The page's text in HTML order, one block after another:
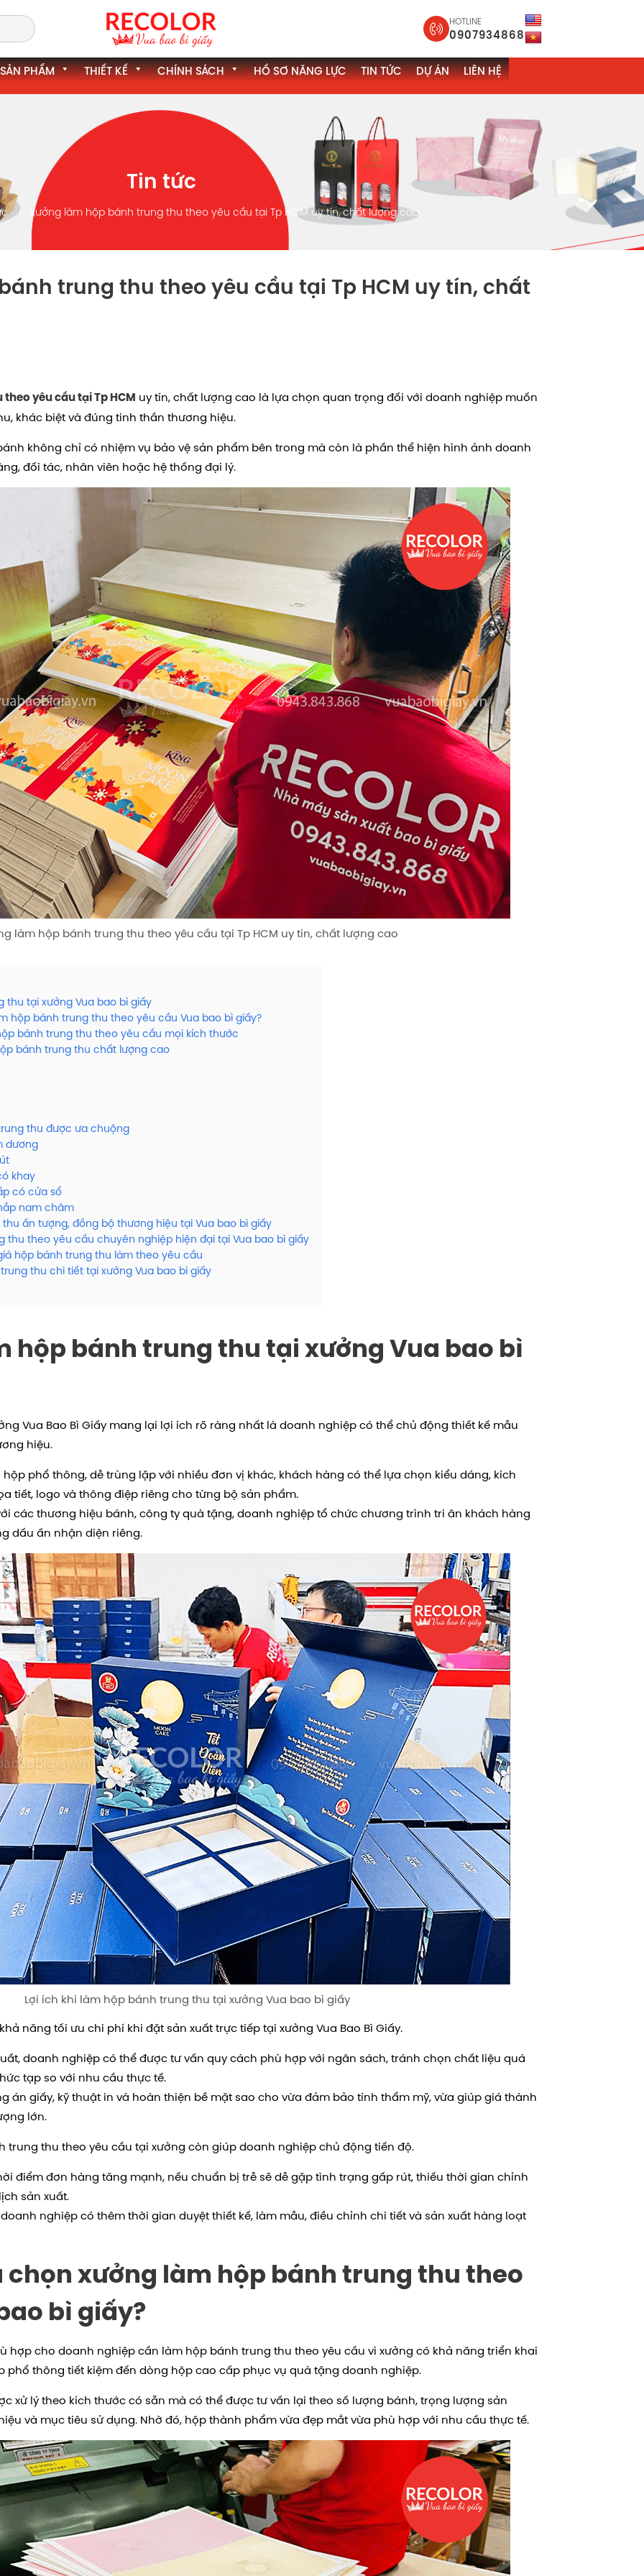
HOTLINE
0907934868
SẢN PHẨM THIẾT KẾ CHÍNH SÁCH HỒ SƠ NĂNG LỰC TIN TỨC DỰ ÁN LIÊN HỆ
Tin tức
Xưởng làm hộp bánh trung thu theo yêu cầu tại Tp HCM uy tín, chất lượng cao
trung thu theo yêu cầu tại Tp HCM uy tín, chất
yêu cầu tại Tp HCM uy tín, chất lượng cao là lựa chọn quan trọng đối với doanh nghiệp muốn
khác biệt và đúng tinh thần thương hiệu.
không chỉ có nhiệm vụ bảo vệ sản phẩm bên trong mà còn là phần thể hiện hình ảnh doanh
đối tác, nhân viên hoặc hệ thống đại lý.
làm hộp bánh trung thu theo yêu cầu tại Tp HCM uy tín, chất lượng cao
thu tại xưởng Vua bao bì giấy
hộp bánh trung thu theo yêu cầu Vua bao bì giấy?
bánh trung thu theo yêu cầu mọi kích thước
bánh trung thu chất lượng cao
thu được ưa chuộng
dương
khay
có cửa sổ
nam châm
ấn tượng, đồng bộ thương hiệu tại Vua bao bì giấy
thu theo yêu cầu chuyên nghiệp hiện đại tại Vua bao bì giấy
hộp bánh trung thu làm theo yêu cầu
thu chi tiết tại xưởng Vua bao bì giấy
hộp bánh trung thu tại xưởng Vua bao bì
Vua Bao Bì Giấy mang lại lợi ích rõ ràng nhất là doanh nghiệp có thể chủ động thiết kế mẫu
hiệu.
phổ thông, dễ trùng lặp với nhiều đơn vị khác, khách hàng có thể lựa chọn kiểu dáng, kích
tiết, logo và thông điệp riêng cho từng bộ sản phẩm.
các thương hiệu bánh, công ty quà tặng, doanh nghiệp tổ chức chương trình tri ân khách hàng
dấu ấn nhận diện riêng.
Lợi ích khi làm hộp bánh trung thu tại xưởng Vua bao bì giấy
năng tối ưu chi phí khi đặt sản xuất trực tiếp tại xưởng Vua Bao Bì Giấy.
doanh nghiệp có thể được tư vấn quy cách phù hợp với ngân sách, tránh chọn chất liệu quá
tạp so với nhu cầu thực tế.
án giấy, kỹ thuật in và hoàn thiện bề mặt sao cho vừa đảm bảo tính thẩm mỹ, vừa giúp giá thành
lớn.
trung thu theo yêu cầu tại xưởng còn giúp doanh nghiệp chủ động tiến độ.
điểm đơn hàng tăng mạnh, nếu chuẩn bị trễ sẽ dễ gặp tình trạng gấp rút, thiếu thời gian chỉnh
sản xuất.
nghiệp có thêm thời gian duyệt thiết kế, làm mẫu, điều chỉnh chi tiết và sản xuất hàng loạt
chọn xưởng làm hộp bánh trung thu theo
bì giấy?
hợp cho doanh nghiệp cần làm hộp bánh trung thu theo yêu cầu vì xưởng có khả năng triển khai
phổ thông tiết kiệm đến dòng hộp cao cấp phục vụ quà tặng doanh nghiệp.
xử lý theo kích thước có sẵn mà có thể được tư vấn lại theo số lượng bánh, trọng lượng sản
và mục tiêu sử dụng. Nhờ đó, hộp thành phẩm vừa đẹp mắt vừa phù hợp với nhu cầu thực tế.